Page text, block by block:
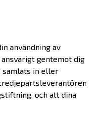
användning av
gentemot dig
samlats in eller
och att dina